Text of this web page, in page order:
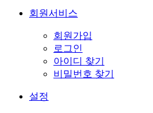
회원서비스
회원가입
로그인
아이디 찾기
비밀번호 찾기
설정